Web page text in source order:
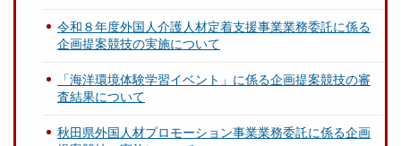
令和８年度外国人介護人材定着支援事業業務委託に係る
企画提案競技の実施について
「海洋環境体験学習イベント」に係る企画提案競技の審
査結果について
秋田県外国人材プロモーション事業業務委託に係る企画